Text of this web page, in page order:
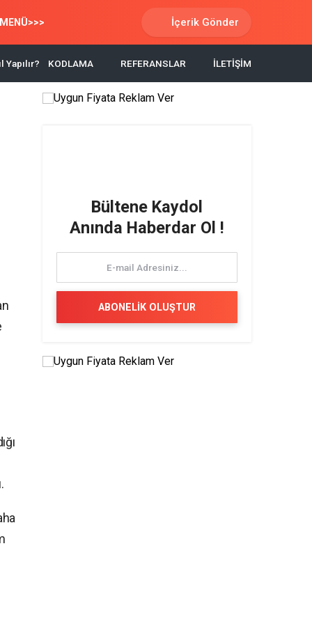
İçerik Gönder
Yapılır? KODLAMA REFERANSLAR İLETİŞİM
Bültene Kaydol
Anında Haberdar Ol !
ABONELİK OLUŞTUR